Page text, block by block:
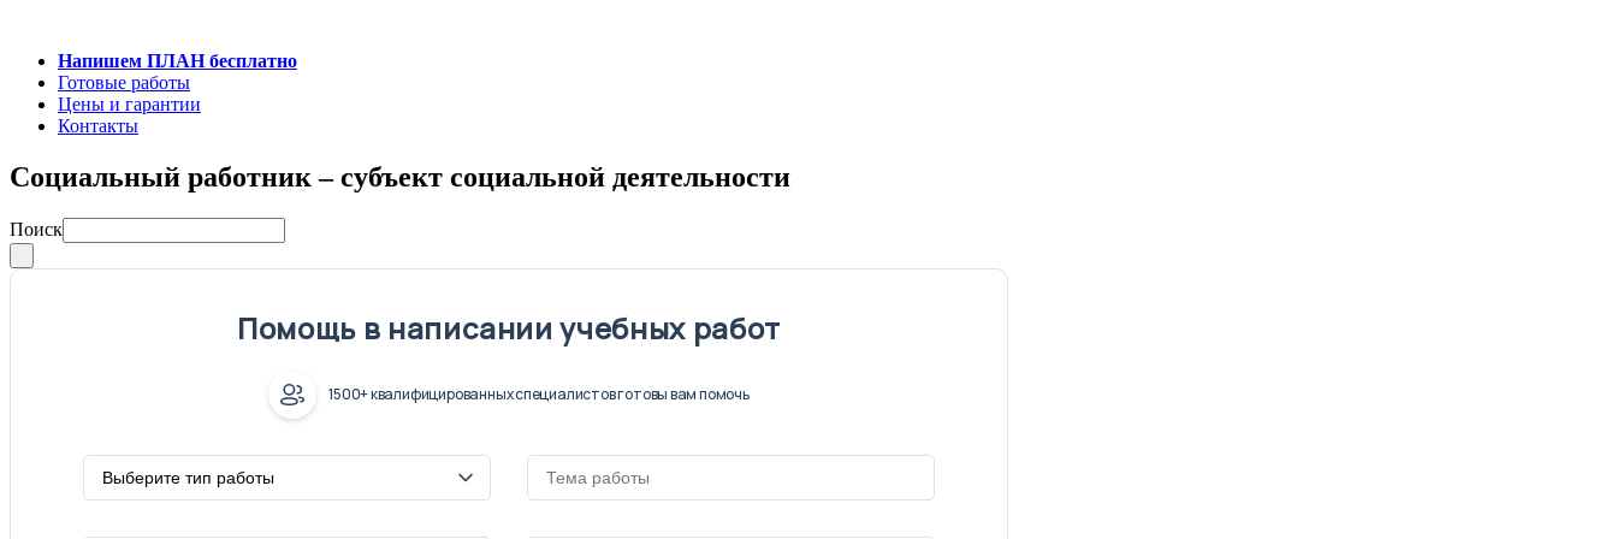
Напишем ПЛАН бесплатно
Готовые работы
Цены и гарантии
Контакты
Социальный работник – субъект социальной деятельности
Поиск
Помощь в написании учебных работ
1500+ квалифицированных специалистов готовы вам помочь